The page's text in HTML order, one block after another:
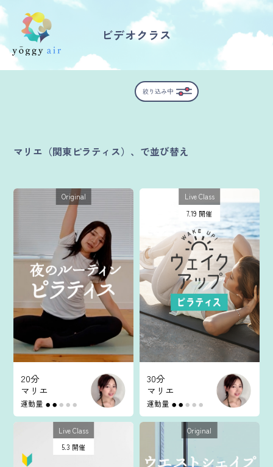
受講の流れ
FAQ / お問い合わせ
yoggy store
yoggy magazine
yoggy mommy
マイページ
クラス参加にあたっての同意書
特定商取引にかかわる表示
プライバシーポリシー
ビデオクラス
絞り込み中
マリエ（関東ピラティス）、で並び替え
Original
20分
マリエ
運動量 ● ● ● ● ●
Live Class
7.19 開催
30分
マリエ
運動量 ● ● ● ● ●
Live Class
5.3 開催
Original